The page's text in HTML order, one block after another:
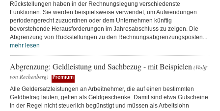
Rückstellungen haben in der Rechnungslegung verschiedenste
Funktionen. Sie werden beispielsweise verwendet, um Aufwendungen
periodengerecht zuzuordnen oder dem Unternehmen künftig
bevorstehende Herausforderungen im Jahresabschluss zu zeigen. Die
Abgrenzung von Rückstellungen zu den Rechnungsabgrenzungsposten...
mehr lesen
Abgrenzung: Geldleistung und Sachbezug - mit Beispielen (Wolff
von Rechenberg)
Premium
Alle Geldersatzleistungen an Arbeitnehmer, die auf einen bestimmten
Geldbetrag lauten, gelten als Geldgeschenke. Damit sind etwa Gutscheine
in der Regel nicht steuerlich begünstigt und müssen als Arbeitslohn